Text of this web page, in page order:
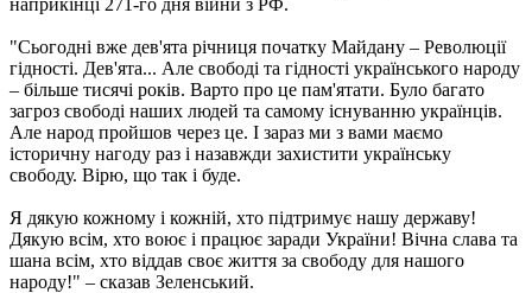
"Сьогодні вже дев'ята річниця початку Майдану – Революції
гідності. Дев'ята... Але свободі та гідності українського народу
– більше тисячі років. Варто про це пам'ятати. Було багато
загроз свободі наших людей та самому існуванню українців.
Але народ пройшов через це. І зараз ми з вами маємо
історичну нагоду раз і назавжди захистити українську
свободу. Вірю, що так і буде.
Я дякую кожному і кожній, хто підтримує нашу державу!
Дякую всім, хто воює і працює заради України! Вічна слава та
шана всім, хто віддав своє життя за свободу для нашого
народу!" – сказав Зеленський.